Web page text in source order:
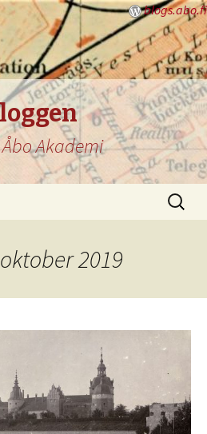
blogs.abo.fi
Akademi
Sök
efter:
2019